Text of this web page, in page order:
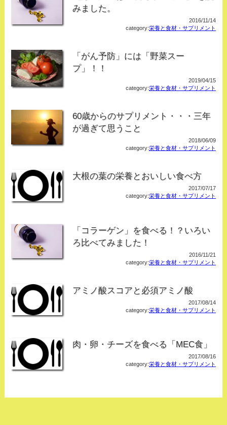
みました。
2016/11/14
category:栄養と食材・サプリメント
「がん予防」には「野菜スー
プ」！！
2019/04/15
category:栄養と食材・サプリメント
60歳からのサプリメント・・・三年
が過ぎて思うこと
2018/06/09
category:栄養と食材・サプリメント
大根の葉の栄養とおいしい食べ方
2017/07/17
category:栄養と食材・サプリメント
「コラーゲン」を食べる！？いろい
ろ比べてみました！
2016/11/21
category:栄養と食材・サプリメント
アミノ酸スコアと必須アミノ酸
2017/08/14
category:栄養と食材・サプリメント
肉・卵・チーズを食べる「MEC食」
2017/08/16
category:栄養と食材・サプリメント